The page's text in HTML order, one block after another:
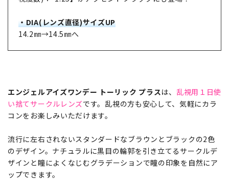
・DIA(レンズ直径)サイズUP
14.2㎜→14.5㎜へ
エンジェルアイズワンデー トーリック プラスは、 乱視用１日使
い捨てサークルレンズです。乱視の方も安心して、気軽にカラ
コンをお楽しみいただけます。
流行に左右されないスタンダードなブラウンとブラックの2色
のデザイン。ナチュラルに黒目の輪郭を引き立てるサークルデ
ザインと瞳によくなじむグラデーションで瞳の印象を自然にア
ップできます。